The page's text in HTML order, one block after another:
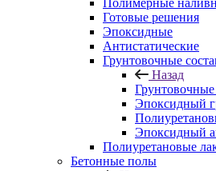
Полимерные
Готовые решения
Эпоксидные
Антистатические
Грунтовочные
Назад
Эпоксидный
Эпоксидный
Полиуретановые
Бетонные полы